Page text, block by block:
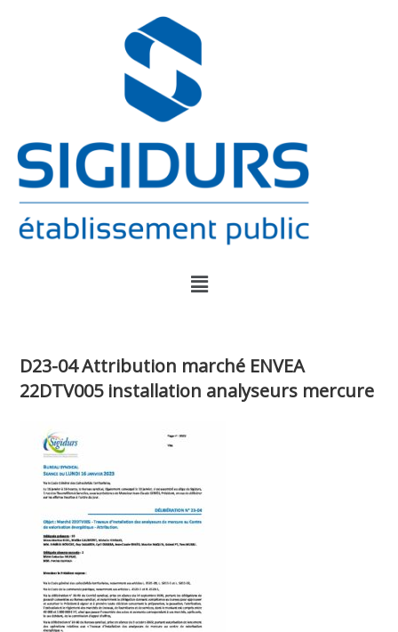
D23-04 Attribution marché ENVEA
22DTV005 installation analyseurs mercure